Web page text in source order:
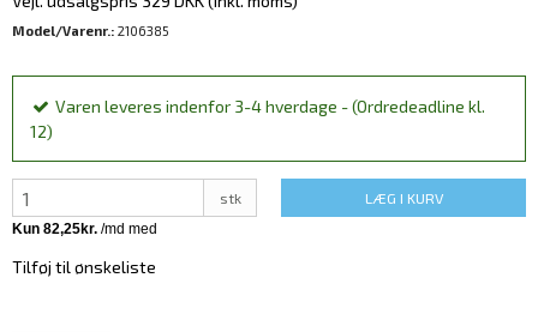
Model/Varenr.: 2106385
Varen leveres indenfor 3-4 hverdage - (Ordredeadline kl.
12)
stk LÆG I KURV
Tilføj til ønskeliste